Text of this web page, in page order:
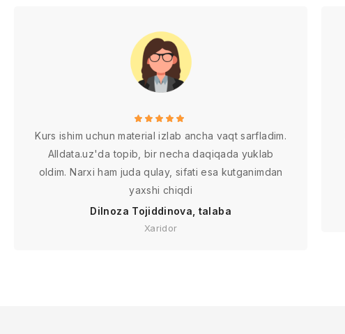
Kurs ishim uchun material izlab ancha vaqt sarfladim.
Alldata.uz'da topib, bir necha daqiqada yuklab
oldim. Narxi ham juda qulay, sifati esa kutganimdan
yaxshi chiqdi
Dilnoza Tojiddinova, talaba
Xaridor